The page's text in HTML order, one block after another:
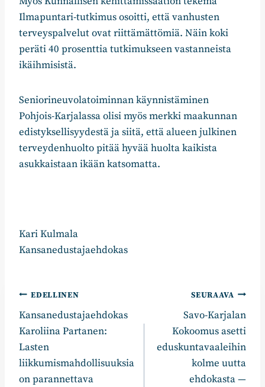
Ilmapuntari-tutkimus osoitti, että vanhusten
terveyspalvelut ovat riittämättömiä. Näin koki
peräti 40 prosenttia tutkimukseen vastanneista
ikäihmisistä.
Seniorineuvolatoiminnan käynnistäminen
Pohjois-Karjalassa olisi myös merkki maakunnan
edistyksellisyydestä ja siitä, että alueen julkinen
terveydenhuolto pitää hyvää huolta kaikista
asukkaistaan ikään katsomatta.
Kari Kulmala
Kansanedustajaehdokas
Artikkelien
selaus
EDELLINEN
Kansanedustajaehdokas
Karoliina Partanen:
Lasten
liikkumismahdollisuuksia
on parannettava
SEURAAVA
Savo-Karjalan
Kokoomus asetti
eduskuntavaaleihin
kolme uutta
ehdokasta —